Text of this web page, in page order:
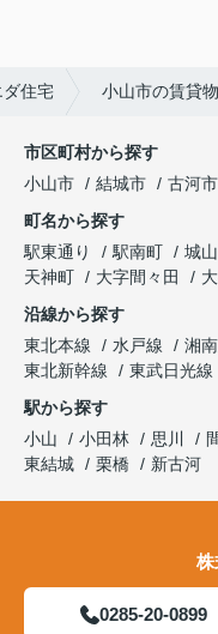
住宅 小山市の賃貸
市区町村から探す
小山市
結城市 古河市
町名から探す
駅東通り
駅南町 城
天神町
大字間々田
沿線から探す
東北本線
水戸線 湘
東北新幹線
東武日光線
駅から探す
小山
小田林 思川
東結城
栗橋 新古河
株
0285-20-0899